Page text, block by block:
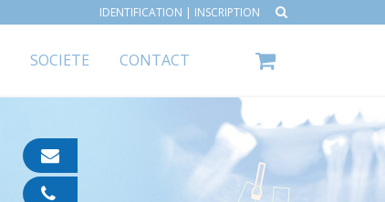
IDENTIFICATION | INSCRIPTION
SOCIETE CONTACT
pharma.com